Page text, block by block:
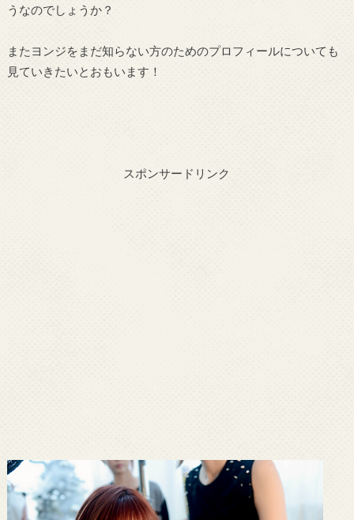
うなのでしょうか？
またヨンジをまだ知らない方のためのプロフィールについても
見ていきたいとおもいます！
スポンサードリンク